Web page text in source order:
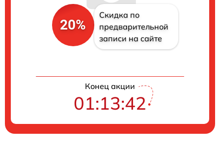
20%
Скидка по
предварительной
записи на сайте
Конец акции
01:13:42